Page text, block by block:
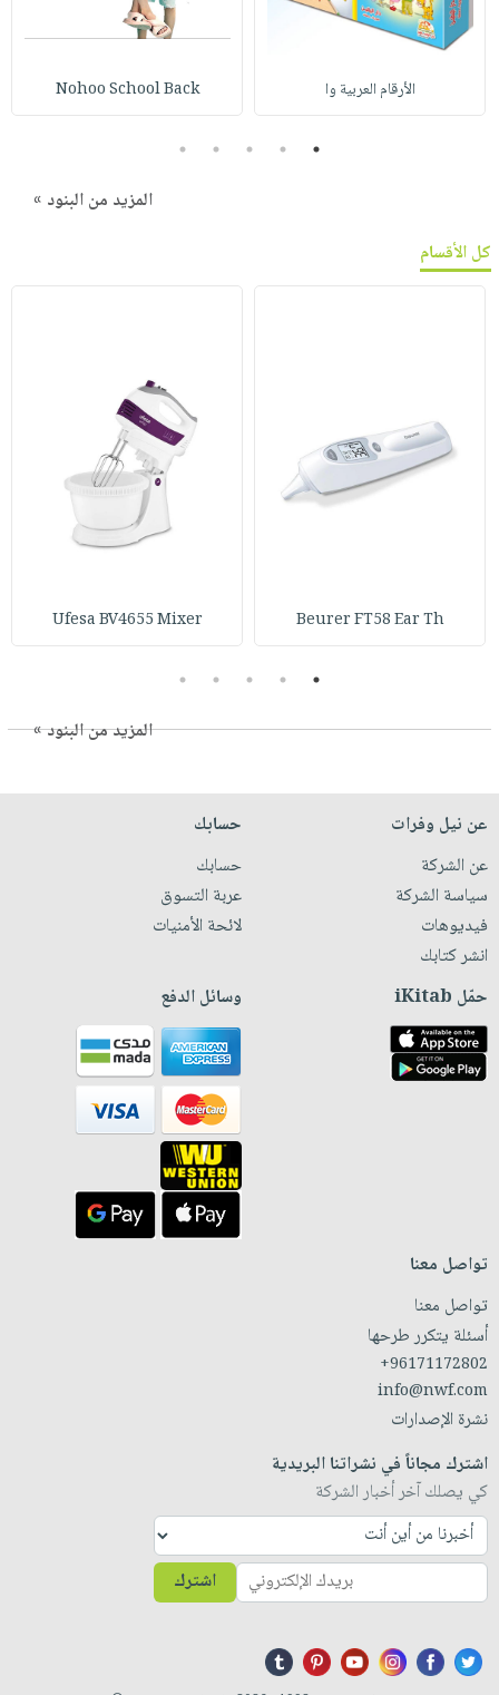
الأرقام العربية وا Nohoo School Back
1
2
3
4
5
المزيد من البنود »
كل الأقسام
Beurer FT58 Ear Th
Ufesa BV4655 Mixer
1
2
3
4
5
المزيد من البنود »
عن نيل وفرات
عن الشركة
سياسة الشركة
فيديوهات
انشر كتابك
حسابك
حسابك
عربة التسوق
لائحة الأمنيات
حمّل iKitab وسائل الدفع
تواصل معنا
تواصل معنا
أسئلة يتكرر طرحها
+96171172802
info@nwf.com
نشرة الإصدارات
اشترك مجاناً في نشراتنا البريدية
كي يصلك آخر أخبار الشركة
اشترك